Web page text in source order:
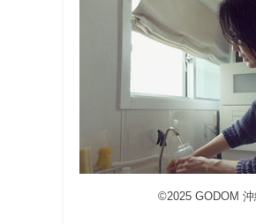
©2025 GODOM 沖